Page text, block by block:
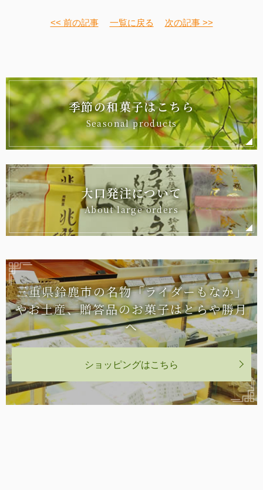
<< 前の記事 一覧に戻る 次の記事 >>
季節の和菓子はこちら
Seasonal products
大口発注について
About large orders
三重県鈴鹿市の名物「ライダーもなか」
やお土産、贈答品のお菓子はとらや勝月
へ
ショッピングはこちら